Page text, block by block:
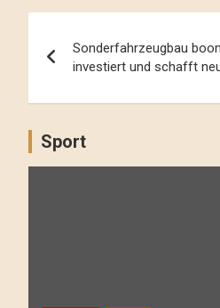
Navigation
Sonderfahrzeugbau
investiert und schafft
Sport